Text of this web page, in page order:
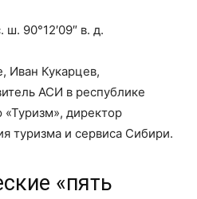
90°12′09″ в. д.
Иван Кукарцев,
АСИ в республике
директор
туризма и сервиса Сибири.
«пять